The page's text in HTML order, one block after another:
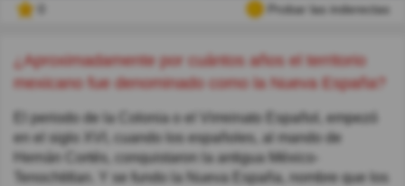
Probar las inderectas
¿Aproximadamente por cuántos años el territorio
mexicano fue denominado como la Nueva España?
El periodo de la Colonia o el Virreinato Español, empezó
en el siglo XVI, cuando los españoles, al mando de
Hernán Cortés, conquistaron la antigua México-
Tenochtitlan. Y se fundo la Nueva España, nombre que los